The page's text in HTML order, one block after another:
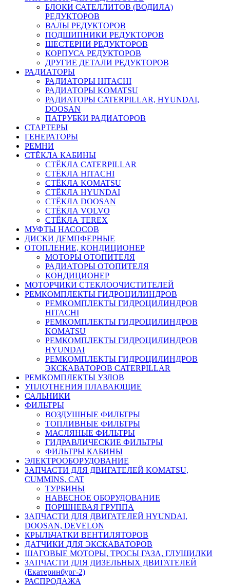
БЛОКИ САТЕЛЛИТОВ (ВОДИЛА)
РЕДУКТОРОВ
ВАЛЫ РЕДУКТОРОВ
ПОДШИПНИКИ РЕДУКТОРОВ
ШЕСТЕРНИ РЕДУКТОРОВ
КОРПУСА РЕДУКТОРОВ
ДРУГИЕ ДЕТАЛИ РЕДУКТОРОВ
РАДИАТОРЫ
РАДИАТОРЫ HITACHI
РАДИАТОРЫ KOMATSU
РАДИАТОРЫ CATERPILLAR, HYUNDAI,
DOOSAN
ПАТРУБКИ РАДИАТОРОВ
СТАРТЕРЫ
ГЕНЕРАТОРЫ
РЕМНИ
СТЁКЛА КАБИНЫ
СТЁКЛА CATERPILLAR
СТЁКЛА HITACHI
СТЁКЛА KOMATSU
СТЁКЛА HYUNDAI
СТЁКЛА DOOSAN
СТЁКЛА VOLVO
СТЁКЛА TEREX
МУФТЫ НАСОСОВ
ДИСКИ ДЕМПФЕРНЫЕ
ОТОПЛЕНИЕ, КОНДИЦИОНЕР
МОТОРЫ ОТОПИТЕЛЯ
РАДИАТОРЫ ОТОПИТЕЛЯ
КОНДИЦИОНЕР
МОТОРЧИКИ СТЕКЛООЧИСТИТЕЛЕЙ
РЕМКОМПЛЕКТЫ ГИДРОЦИЛИНДРОВ
РЕМКОМПЛЕКТЫ ГИДРОЦИЛИНДРОВ
HITACHI
РЕМКОМПЛЕКТЫ ГИДРОЦИЛИНДРОВ
KOMATSU
РЕМКОМПЛЕКТЫ ГИДРОЦИЛИНДРОВ
HYUNDAI
РЕМКОМПЛЕКТЫ ГИДРОЦИЛИНДРОВ
ЭКСКАВАТОРОВ CATERPILLAR
РЕМКОМПЛЕКТЫ УЗЛОВ
УПЛОТНЕНИЯ ПЛАВАЮЩИЕ
САЛЬНИКИ
ФИЛЬТРЫ
ВОЗДУШНЫЕ ФИЛЬТРЫ
ТОПЛИВНЫЕ ФИЛЬТРЫ
МАСЛЯНЫЕ ФИЛЬТРЫ
ГИДРАВЛИЧЕСКИЕ ФИЛЬТРЫ
ФИЛЬТРЫ КАБИНЫ
ЭЛЕКТРООБОРУДОВАНИЕ
ЗАПЧАСТИ ДЛЯ ДВИГАТЕЛЕЙ KOMATSU,
CUMMINS, CAT
ТУРБИНЫ
НАВЕСНОЕ ОБОРУДОВАНИЕ
ПОРШНЕВАЯ ГРУППА
ЗАПЧАСТИ ДЛЯ ДВИГАТЕЛЕЙ HYUNDAI,
DOOSAN, DEVELON
КРЫЛЬЧАТКИ ВЕНТИЛЯТОРОВ
ДАТЧИКИ ДЛЯ ЭКСКАВАТОРОВ
ШАГОВЫЕ МОТОРЫ, ТРОСЫ ГАЗА, ГЛУШИЛКИ
ЗАПЧАСТИ ДЛЯ ДИЗЕЛЬНЫХ ДВИГАТЕЛЕЙ
(Екатеринбург-2)
РАСПРОДАЖА